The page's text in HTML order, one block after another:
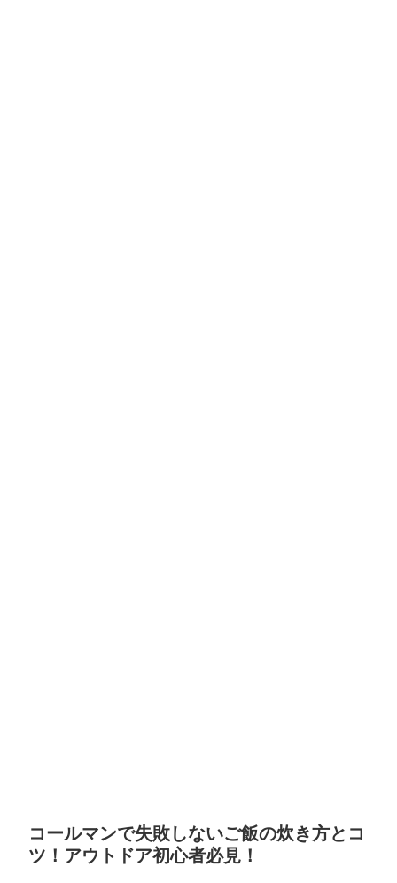
コールマンで失敗しないご飯の炊き方とコ
ツ！アウトドア初心者必見！